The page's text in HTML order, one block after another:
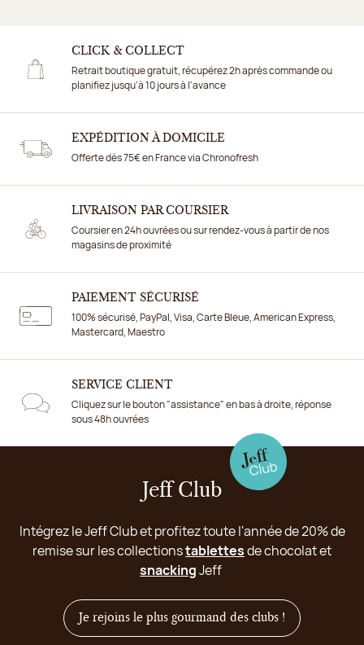
CLICK & COLLECT
Retrait boutique gratuit, récupérez 2h après commande ou
planifiez jusqu'à 10 jours à l'avance
EXPÉDITION À DOMICILE
Offerte dès 75€ en France via Chronofresh
LIVRAISON PAR COURSIER
Coursier en 24h ouvrées ou sur rendez-vous à partir de nos
magasins de proximité
PAIEMENT SÉCURISÉ
100% sécurisé, PayPal, Visa, Carte Bleue, American Express,
Mastercard, Maestro
SERVICE CLIENT
Cliquez sur le bouton "assistance" en bas à droite, réponse
sous 48h ouvrées
Jeff Club
Intégrez le Jeff Club et profitez toute l'année de 20% de
remise sur les collectionstablettesde chocolat et
snackingJeff
Je rejoins le plus gourmand des clubs !